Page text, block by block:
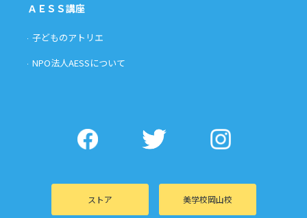
ＡＥＳＳ講座
子どものアトリエ
NPO法人AESSについて
ストア 美学校岡山校